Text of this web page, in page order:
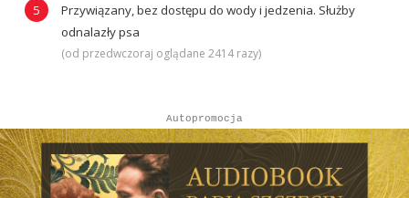
Przywiązany, bez dostępu do wody i jedzenia. Służby
odnalazły psa
(od przedwczoraj oglądane 2414 razy)
Autopromocja